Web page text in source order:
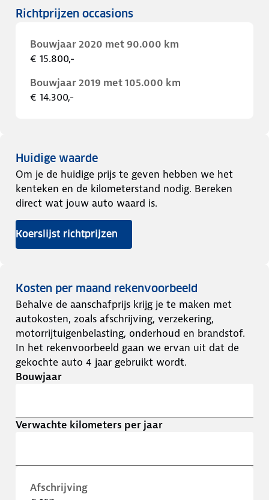
Richtprijzen occasions
Bouwjaar 2020 met 90.000 km
€ 15.800,-
Bouwjaar 2019 met 105.000 km
€ 14.300,-
Huidige waarde
Om je de huidige prijs te geven hebben we het
kenteken en de kilometerstand nodig. Bereken
direct wat jouw auto waard is.
Koerslijst richtprijzen
Kosten per maand rekenvoorbeeld
Behalve de aanschafprijs krijg je te maken met
autokosten, zoals afschrijving, verzekering,
motorrijtuigenbelasting, onderhoud en brandstof.
In het rekenvoorbeeld gaan we ervan uit dat de
gekochte auto 4 jaar gebruikt wordt.
Bouwjaar
Verwachte kilometers per jaar
Afschrijving